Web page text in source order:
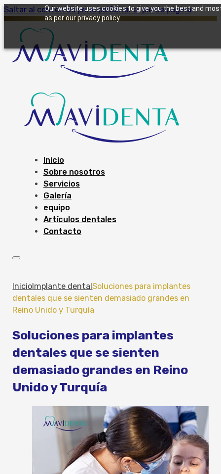
Our website uses cookies to give you the best and
as per our privacy policy.
Saltar al contenido principalSaltar al pie de página
Inicio
Sobre nosotros
Servicios
Galería
equipo
Artículos dentales
Contacto
InicioImplante dentalSoluciones para implantes
dentales que se sienten demasiado grandes en
Reino Unido y Turquía
Soluciones para implantes
dentales que se sienten
demasiado grandes en Reino
Unido y Turquía